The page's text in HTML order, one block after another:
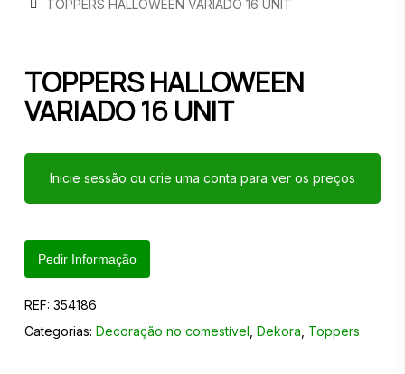
TOPPERS HALLOWEEN VARIADO 16 UNIT
TOPPERS HALLOWEEN
VARIADO 16 UNIT
Inicie sessão ou crie uma conta para ver os preços
Pedir Informação
REF: 354186
Categorias: Decoração no comestível Dekora Toppers